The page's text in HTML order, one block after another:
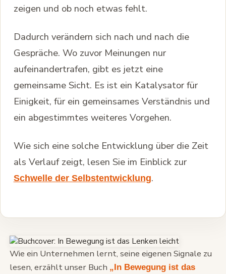
zeigen und ob noch etwas fehlt.
Dadurch verändern sich nach und nach die
Gespräche. Wo zuvor Meinungen nur
aufeinandertrafen, gibt es jetzt eine
gemeinsame Sicht. Es ist ein Katalysator für
Einigkeit, für ein gemeinsames Verständnis und
ein abgestimmtes weiteres Vorgehen.
Wie sich eine solche Entwicklung über die Zeit
als Verlauf zeigt, lesen Sie im Einblick zur
Schwelle der Selbstentwicklung.
Wie ein Unternehmen lernt, seine eigenen Signale zu
lesen, erzählt unser Buch „In Bewegung ist das